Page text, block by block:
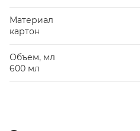
Материал
картон
Объем, мл
600 мл